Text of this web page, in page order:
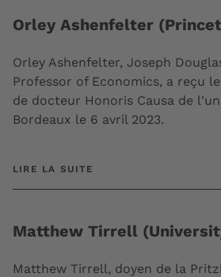
Orley Ashenfelter
Orley Ashenfelter, Joseph
Professor of Economics, a reçu
de docteur Honoris Causa de
Bordeaux le 6 avril 2023.
LIRE LA SUITE
Matthew Tirrell
Matthew Tirrell, doyen de la